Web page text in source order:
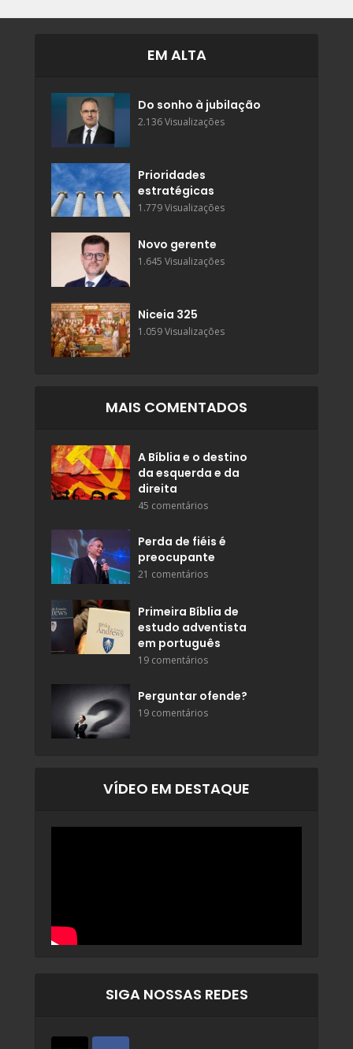
EM ALTA
Do sonho à jubilação
2.136 Visualizações
Prioridades
estratégicas
1.779 Visualizações
Novo gerente
1.645 Visualizações
Niceia 325
1.059 Visualizações
MAIS COMENTADOS
A Bíblia e o destino
da esquerda e da
direita
45 comentários
Perda de fiéis é
preocupante
21 comentários
Primeira Bíblia de
estudo adventista
em português
19 comentários
Perguntar ofende?
19 comentários
VÍDEO EM DESTAQUE
SIGA NOSSAS REDES